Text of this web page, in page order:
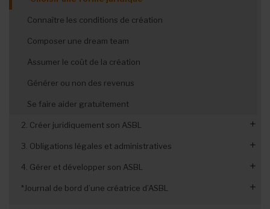
Connaître les conditions de création
Composer une dream team
Assumer le coût de la création
Générer ou non des revenus
Se faire aider gratuitement
2. Créer juridiquement son ASBL
Choisir le nom de son ASBL
Déterminer l’objet social
Se répartir les rôles
3. Obligations légales et administratives
Etablir le régime fiscal de son ASBL
Gérer les bases de la comptabilité
4. Gérer et développer son ASBL
Faire le budget et plan de trésorerie
*Journal de bord d’une créatrice d’ASBL